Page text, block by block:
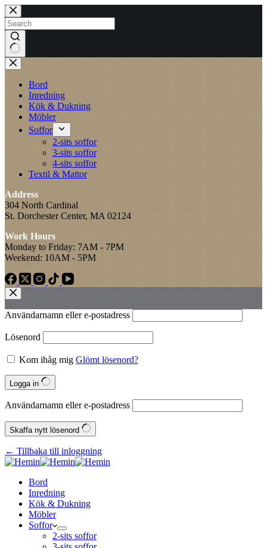
Skip
to
content
No
results
Bord
Inredning
Kök & Dukning
Möbler
Soffor
2-sits soffor
3-sits soffor
4-sits soffor
Textil & Mattor
Address
304 North Cardinal
St. Dorchester Center, MA 02124
Work Hours
Monday to Friday: 7AM - 7PM
Weekend: 10AM - 5PM
Användarnamn eller e‑postadress
Lösenord
Kom ihåg mig Glömt lösenord?
Logga in
Användarnamn eller e‑postadress
Skaffa nytt lösenord
← Tillbaka till inloggning
Bord
Inredning
Kök & Dukning
Möbler
Soffor
2-sits soffor